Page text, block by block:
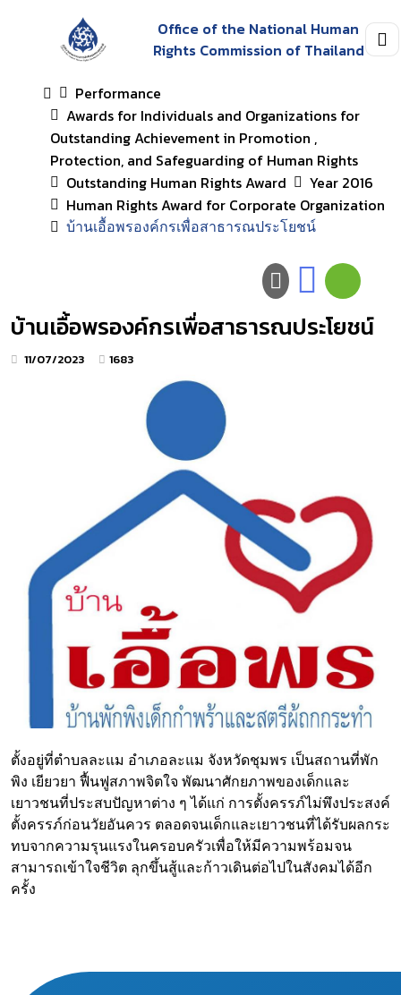
Office of the National Human
Rights Commission of Thailand
Performance
Awards for Individuals and Organizations for
Outstanding Achievement in Promotion ,
Protection, and Safeguarding of Human Rights
Outstanding Human Rights Award
Year 2016
Human Rights Award for Corporate Organization
บ้านเอื้อพรองค์กรเพื่อสาธารณประโยชน์
บ้านเอื้อพรองค์กรเพื่อสาธารณประโยชน์
11/07/2023 1683
ตั้งอยู่ที่ตำบลละแม อำเภอละแม จังหวัดชุมพร เป็นสถานที่พัก
พิง เยียวยา ฟื้นฟูสภาพจิตใจ พัฒนาศักยภาพของเด็กและ
เยาวชนที่ประสบปัญหาต่าง ๆ ได้แก่ การตั้งครรภ์ไม่พึงประสงค์
ตั้งครรภ์ก่อนวัยอันควร ตลอดจนเด็กและเยาวชนที่ได้รับผลกระ
ทบจากความรุนแรงในครอบครัวเพื่อให้มีความพร้อมจน
สามารถเข้าใจชีวิต ลุกขึ้นสู้และก้าวเดินต่อไปในสังคมได้อีก
ครั้ง